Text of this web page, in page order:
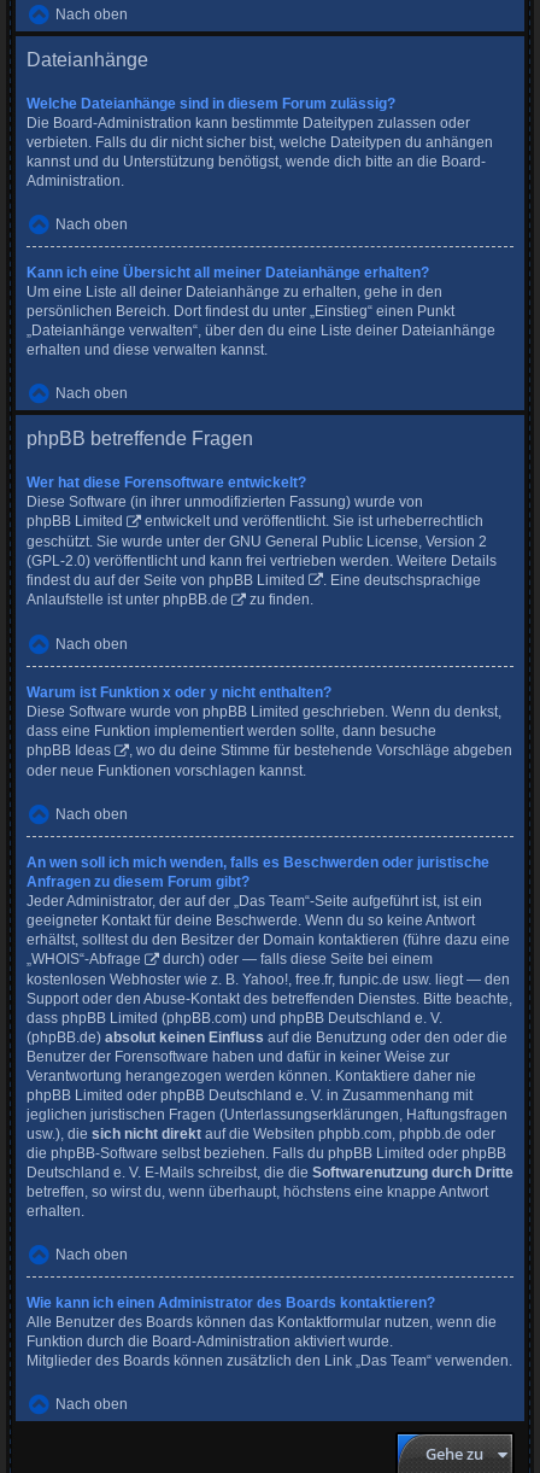
Nach oben
Dateianhänge
Welche Dateianhänge sind in diesem Forum zulässig?
Die Board-Administration kann bestimmte Dateitypen zulassen oder
verbieten. Falls du dir nicht sicher bist, welche Dateitypen du anhängen
kannst und du Unterstützung benötigst, wende dich bitte an die Board-
Administration.
Nach oben
Kann ich eine Übersicht all meiner Dateianhänge erhalten?
Um eine Liste all deiner Dateianhänge zu erhalten, gehe in den
persönlichen Bereich. Dort findest du unter „Einstieg“ einen Punkt
„Dateianhänge verwalten“, über den du eine Liste deiner Dateianhänge
erhalten und diese verwalten kannst.
Nach oben
phpBB betreffende Fragen
Wer hat diese Forensoftware entwickelt?
Diese Software (in ihrer unmodifizierten Fassung) wurde von
phpBB Limited
entwickelt und veröffentlicht. Sie ist urheberrechtlich
geschützt. Sie wurde unter der GNU General Public License, Version 2
(GPL-2.0) veröffentlicht und kann frei vertrieben werden. Weitere Details
findest du auf der Seite von phpBB Limited
. Eine deutschsprachige
Anlaufstelle ist unter phpBB.de zu finden.
Nach oben
Warum ist Funktion x oder y nicht enthalten?
Diese Software wurde von phpBB Limited geschrieben. Wenn du denkst,
dass eine Funktion implementiert werden sollte, dann besuche
phpBB Ideas
, wo du deine Stimme für bestehende Vorschläge abgeben
oder neue Funktionen vorschlagen kannst.
Nach oben
An wen soll ich mich wenden, falls es Beschwerden oder juristische
Anfragen zu diesem Forum gibt?
Jeder Administrator, der auf der „Das Team“-Seite aufgeführt ist, ist ein
geeigneter Kontakt für deine Beschwerde. Wenn du so keine Antwort
erhältst, solltest du den Besitzer der Domain kontaktieren (führe dazu eine
„WHOIS“-Abfrage
durch) oder — falls diese Seite bei einem
kostenlosen Webhoster wie z. B. Yahoo!, free.fr, funpic.de usw. liegt — den
Support oder den Abuse-Kontakt des betreffenden Dienstes. Bitte beachte,
dass phpBB Limited (phpBB.com) und phpBB Deutschland e. V.
(phpBB.de) absolut keinen Einfluss auf die Benutzung oder den oder die
Benutzer der Forensoftware haben und dafür in keiner Weise zur
Verantwortung herangezogen werden können. Kontaktiere daher nie
phpBB Limited oder phpBB Deutschland e. V. in Zusammenhang mit
jeglichen juristischen Fragen (Unterlassungserklärungen, Haftungsfragen
usw.), die sich nicht direkt auf die Websiten phpbb.com, phpbb.de oder
die phpBB-Software selbst beziehen. Falls du phpBB Limited oder phpBB
Deutschland e. V. E-Mails schreibst, die die Softwarenutzung durch Dritte
betreffen, so wirst du, wenn überhaupt, höchstens eine knappe Antwort
erhalten.
Nach oben
Wie kann ich einen Administrator des Boards kontaktieren?
Alle Benutzer des Boards können das Kontaktformular nutzen, wenn die
Funktion durch die Board-Administration aktiviert wurde.
Mitglieder des Boards können zusätzlich den Link „Das Team“ verwenden.
Nach oben
Gehe zu